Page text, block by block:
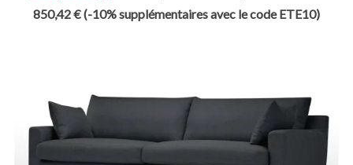
850,42 €(-10% supplémentaires avec le code ETE10)